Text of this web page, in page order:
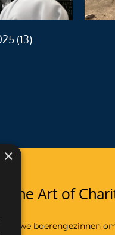
(13)
The Art of
we boerengezinnen
×